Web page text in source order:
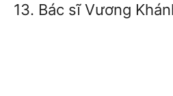
13. Bác sĩ Vương